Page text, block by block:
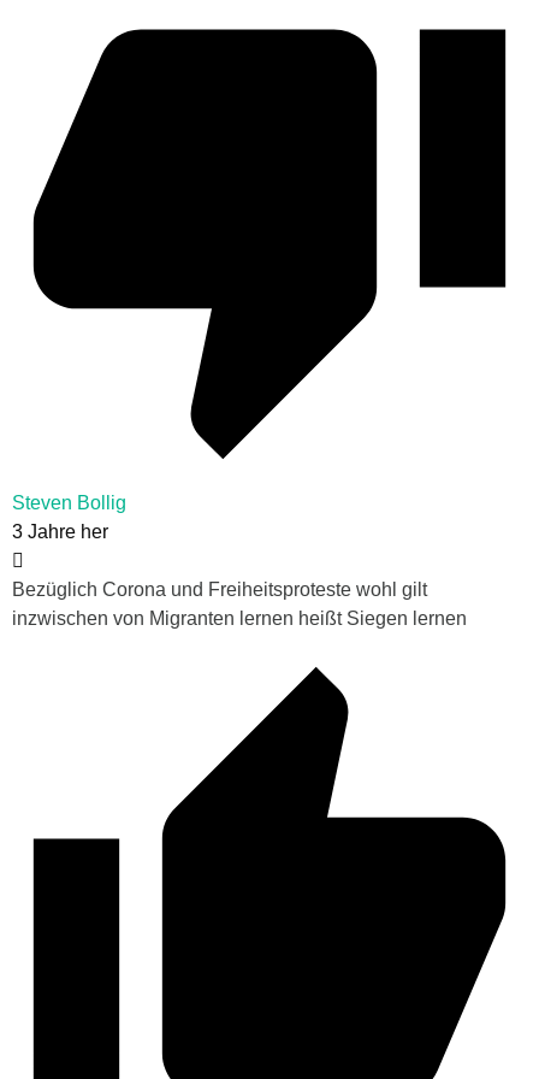
Steven Bollig
3 Jahre her
Bezüglich Corona und Freiheitsproteste wohl gilt
inzwischen von Migranten lernen heißt Siegen lernen